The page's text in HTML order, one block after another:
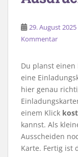
29. August 2025
Kommentar
Du planst
eine
hier genau
einem Klick
kannst. Als
Ausscheiden
Karte. Fertig ist